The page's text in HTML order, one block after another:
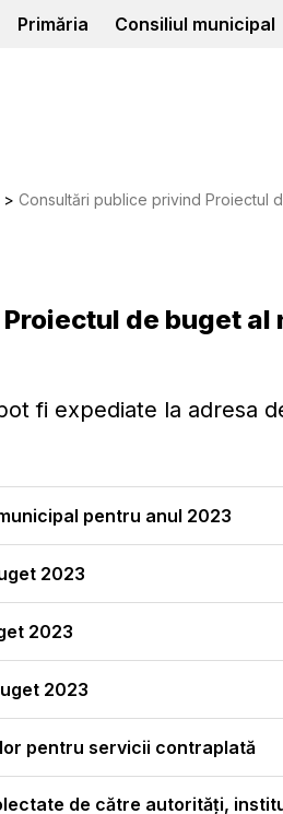
Primăria Consiliul municipal
Consultări publice privind Proiectul de buget al
de buget al
fi expediate la adresa
pentru anul 2023
2023
2023
2023
pentru servicii contraplată
de către autorități,